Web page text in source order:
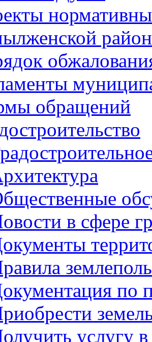
обращений
в сфере
по
услугу в